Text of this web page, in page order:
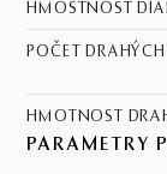
HMOSTNOST
POČET
HMOTNOST
PARAMETRY